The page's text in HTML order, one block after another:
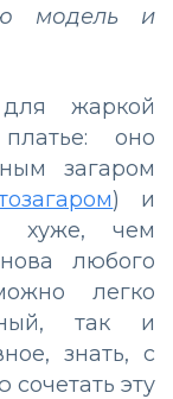
модель и
жаркой
оно
загаром
) и
хуже, чем
любого
легко
так и
знать, с
эту